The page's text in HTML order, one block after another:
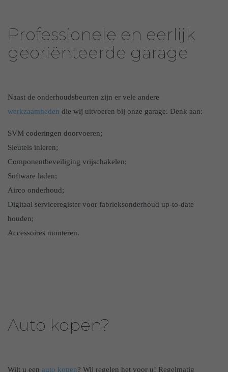
Professionele en eerlijk
georiënteerde garage
Naast de onderhoudsbeurten zijn er vele andere
werkzaamheden die wij uitvoeren bij onze garage. Denk aan:
SVM coderingen doorvoeren;
Sleutels inleren;
Componentbeveiliging vrijschakelen;
Software laden;
Airco onderhoud;
Digitaal serviceregister voor fabrieksonderhoud up-to-date
houden;
Accessoires monteren.
Auto kopen?
Wilt u een auto kopen? Wij regelen het voor u! Regelmatig